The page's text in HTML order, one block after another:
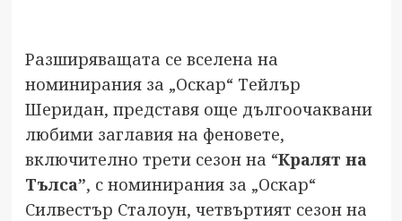
Разширяващата се вселена на
номинирания за „Оскар“ Тейлър
Шеридан, представя още дългоочаквани
любими заглавия на феновете,
включително трети сезон на “Кралят на
Тълса”, с номинирания за „Оскар“
Силвестър Сталоун, четвъртият сезон на